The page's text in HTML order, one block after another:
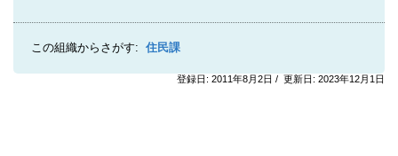
この組織からさがす: 住民課
登録日: 2011年8月2日 / 更新日: 2023年12月1日